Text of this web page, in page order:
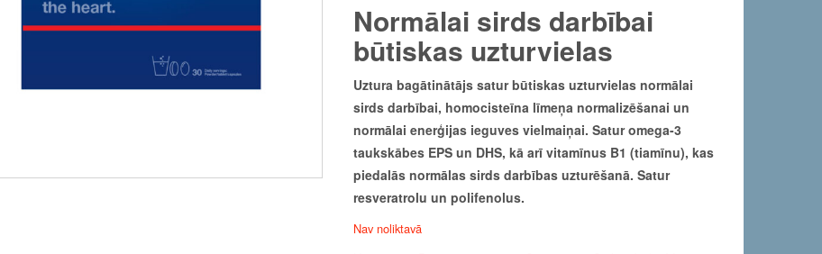
Normālai sirds darbībai
būtiskas uzturvielas
Uztura bagātinātājs satur būtiskas uzturvielas normālai
sirds darbībai, homocisteīna līmeņa normalizēšanai un
normālai enerģijas ieguves vielmaiņai. Satur omega-3
taukskābes EPS un DHS, kā arī vitamīnus B1 (tiamīnu), kas
piedalās normālas sirds darbības uzturēšanā. Satur
resveratrolu un polifenolus.
Nav noliktavā